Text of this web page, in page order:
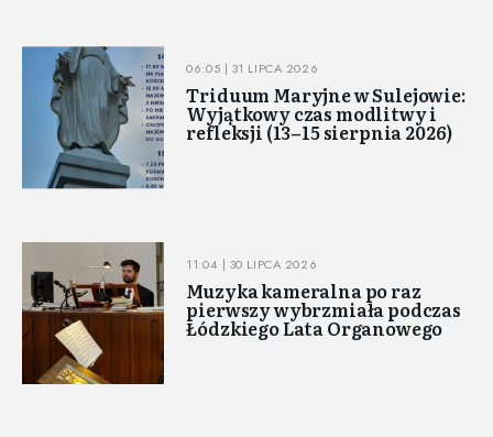
06:05 | 31 LIPCA 2026
Triduum Maryjne w Sulejowie:
Wyjątkowy czas modlitwy i
refleksji (13–15 sierpnia 2026)
11:04 | 30 LIPCA 2026
Muzyka kameralna po raz
pierwszy wybrzmiała podczas
Łódzkiego Lata Organowego